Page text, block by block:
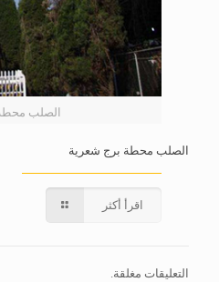
الصلب
الصلب محطة برج شعرية
اقرأ أكثر
التعليقات مغلقة.